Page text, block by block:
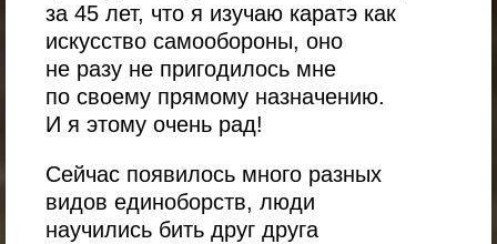
за 45 лет, что я изучаю каратэ как
искусство самообороны, оно
не разу не пригодилось мне
по своему прямому назначению.
И я этому очень рад!
Сейчас появилось много разных
видов единоборств, люди
научились бить друг друга